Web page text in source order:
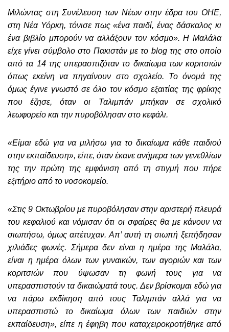
Μιλώντας στη Συνέλευση των Νέων στην έδρα του ΟΗΕ,
στη Νέα Υόρκη, τόνισε πως «ένα παιδί, ένας δάσκαλος κι
ένα βιβλίο μπορούν να αλλάξουν τον κόσμο». Η Μαλάλα
είχε γίνει σύμβολο στο Πακιστάν με το blog της στο οποίο
από τα 14 της υπερασπιζόταν το δικαίωμα των κοριτσιών
όπως εκείνη να πηγαίνουν στο σχολείο. Το όνομά της
όμως έγινε γνωστό σε όλο τον κόσμο εξαιτίας της φρίκης
που έζησε, όταν οι Ταλιμπάν μπήκαν σε σχολικό
λεωφορείο και την πυροβόλησαν στο κεφάλι.
«Είμαι εδώ για να μιλήσω για το δικαίωμα κάθε παιδιού
στην εκπαίδευση», είπε, όταν έκανε ανήμερα των γενεθλίων
της την πρώτη της εμφάνιση από τη στιγμή που πήρε
εξιτήριο από το νοσοκομείο.
«Στις 9 Οκτωβρίου με πυροβόλησαν στην αριστερή πλευρά
του κεφαλιού και νόμισαν ότι οι σφαίρες θα με κάνουν να
σιωπήσω, όμως απέτυχαν. Απ’ αυτή τη σιωπή ξεπήδησαν
χιλιάδες φωνές. Σήμερα δεν είναι η ημέρα της Μαλάλα,
είναι η ημέρα όλων των γυναικών, των αγοριών και των
κοριτσιών που ύψωσαν τη φωνή τους για να
υπερασπιστούν τα δικαιώματά τους. Δεν βρίσκομαι εδώ για
να πάρω εκδίκηση από τους Ταλιμπάν αλλά για να
υπερασπιστώ το δικαίωμα όλων των παιδιών στην
εκπαίδευση», είπε η έφηβη που καταχειροκροτήθηκε από